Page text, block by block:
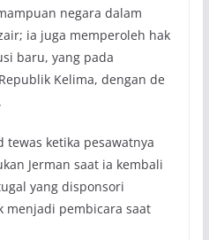
negara dalam
ia juga memperoleh hak
baru, yang pada
Kelima, dengan de
tewas ketika pesawatnya
Jerman saat ia kembali
yang disponsori
menjadi pembicara saat